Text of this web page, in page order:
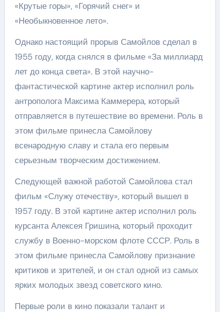
«Крутые горы», «Горячий снег» и
«Необыкновенное лето».
Однако настоящий прорыв Самойлов сделал в
1955 году, когда снялся в фильме «За миллиард
лет до конца света». В этой научно-
фантастической картине актер исполнил роль
антрополога Максима Каммерера, который
отправляется в путешествие во времени. Роль в
этом фильме принесла Самойлову
всенародную славу и стала его первым
серьезным творческим достижением.
Следующей важной работой Самойлова стал
фильм «Служу отечеству», который вышел в
1957 году. В этой картине актер исполнил роль
курсанта Алексея Гришина, который проходит
службу в Военно-морском флоте СССР. Роль в
этом фильме принесла Самойлову признание
критиков и зрителей, и он стал одной из самых
ярких молодых звезд советского кино.
Первые роли в кино показали талант и